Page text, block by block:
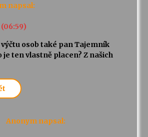
napsal:
(06:59)
výčtu osob také pan Tajemník
je ten vlastně placen? Z našich
Anonym napsal: